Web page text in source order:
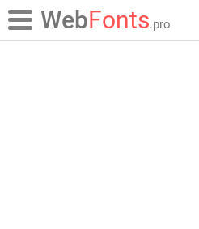
WebFonts.pro